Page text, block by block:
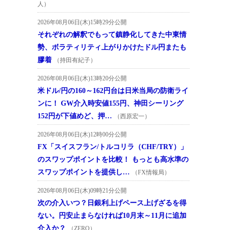
人）
2026年08月06日(木)15時29分公開
それぞれの解釈でもって鎮静化してきた中東情
勢、ボラティリティ上がりかけたドル円またも
膠着
（持田有紀子）
2026年08月06日(木)13時20分公開
米ドル/円の160～162円台は日米当局の防衛ライ
ンに！ GW介入時安値155円、神田シーリング
152円が下値めど、押…
（西原宏一）
2026年08月06日(木)12時00分公開
FX「スイスフラン/トルコリラ（CHF/TRY）」
のスワップポイントを比較！ もっとも高水準の
スワップポイントを提供し…
（FX情報局）
2026年08月06日(木)09時21分公開
次の介入いつ？日銀利上げペース上げざるを得
ない。円安止まらなければ10月末～11月に追加
介入か？